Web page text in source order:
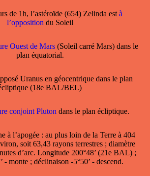
de 1h, l’astéroïde (654) Zelinda està
l’oppositiondu Soleil
Ouest de Mars(Soleil carré Mars) dans le
plan équatorial.
Uranus en géocentrique dans le plan
(18e BAL/BEL)
conjoint Pluton dans le plan écliptique.
à l’apogée: au plus loin de la Terre à 404
soit 63,43 rayons terrestres ; diamètre
d’arc. Longitude 200°48’ (21e BAL) ;
- monte ; déclinaison -5°50’ - descend.